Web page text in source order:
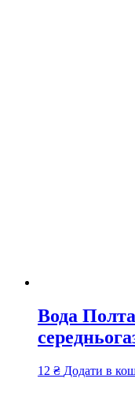
Вода
12 ₴ Додати в